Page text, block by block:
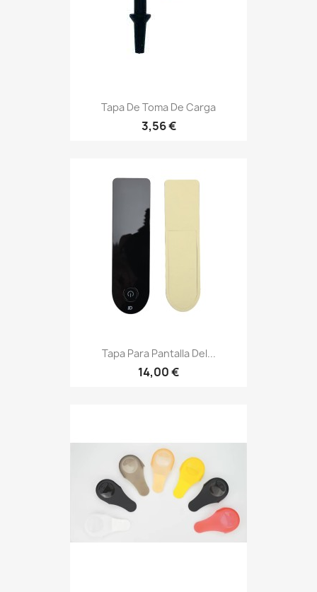
Tapa De Toma De Carga
3,56 €
Tapa Para Pantalla Del...
14,00 €